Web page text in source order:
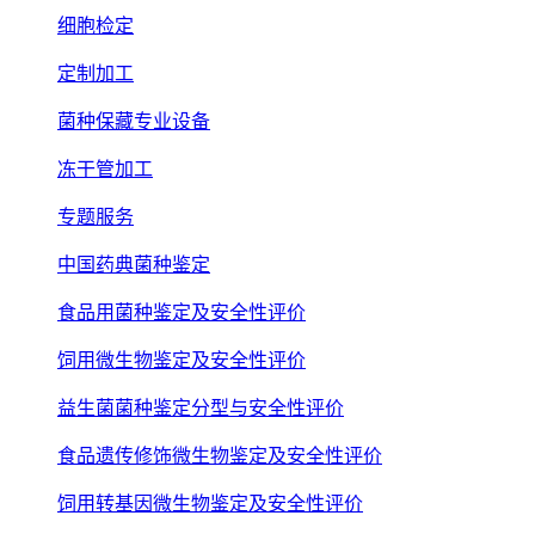
细胞检定
定制加工
菌种保藏专业设备
冻干管加工
专题服务
中国药典菌种鉴定
食品用菌种鉴定及安全性评价
饲用微生物鉴定及安全性评价
益生菌菌种鉴定分型与安全性评价
食品遗传修饰微生物鉴定及安全性评价
饲用转基因微生物鉴定及安全性评价